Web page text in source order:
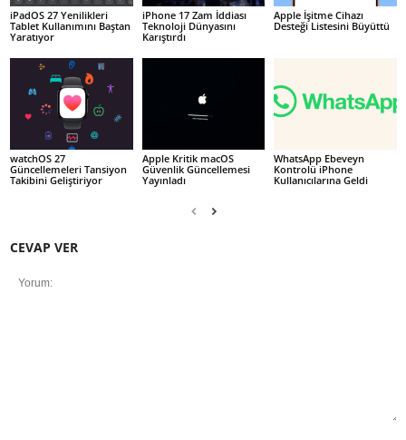
iPadOS 27 Yenilikleri
Tablet Kullanımını Baştan
Yaratıyor
iPhone 17 Zam İddiası
Teknoloji Dünyasını
Karıştırdı
Apple İşitme Cihazı
Desteği Listesini Büyüttü
watchOS 27
Güncellemeleri Tansiyon
Takibini Geliştiriyor
Apple Kritik macOS
Güvenlik Güncellemesi
Yayınladı
WhatsApp Ebeveyn
Kontrolü iPhone
Kullanıcılarına Geldi
CEVAP VER